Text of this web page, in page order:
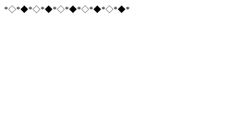
*◇*◆*◇*◆*◇*◆*◇*◆*◇*◆*